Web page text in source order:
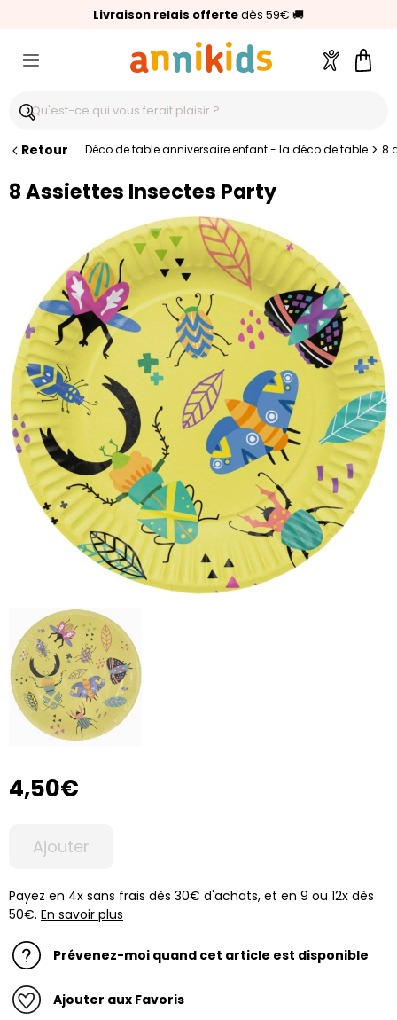
Livraison relais offertedès 59€ 🚚
🥇Palmarès Capital 2025 :Annikids N°1
⭐⭐⭐⭐⭐4,6/5(24 000 avis clients)
Compte
Retour Déco de table anniversaire enfant - la déco de table > 8
8 Assiettes Insectes Party
4,50€
Ajouter
Payez en 4x sans frais dès 30€ d'achats, et en 9 ou 12x dès
50€. En savoir plus
Prévenez-moi quand cet article est disponible
Ajouter aux Favoris